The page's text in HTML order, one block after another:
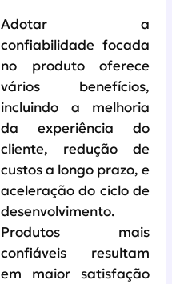
Adotar a
confiabilidade focada
no produto oferece
vários benefícios,
incluindo a melhoria
da experiência do
cliente, redução de
custos a longo prazo, e
aceleração do ciclo de
desenvolvimento.
Produtos mais
confiáveis resultam
em maior satisfação